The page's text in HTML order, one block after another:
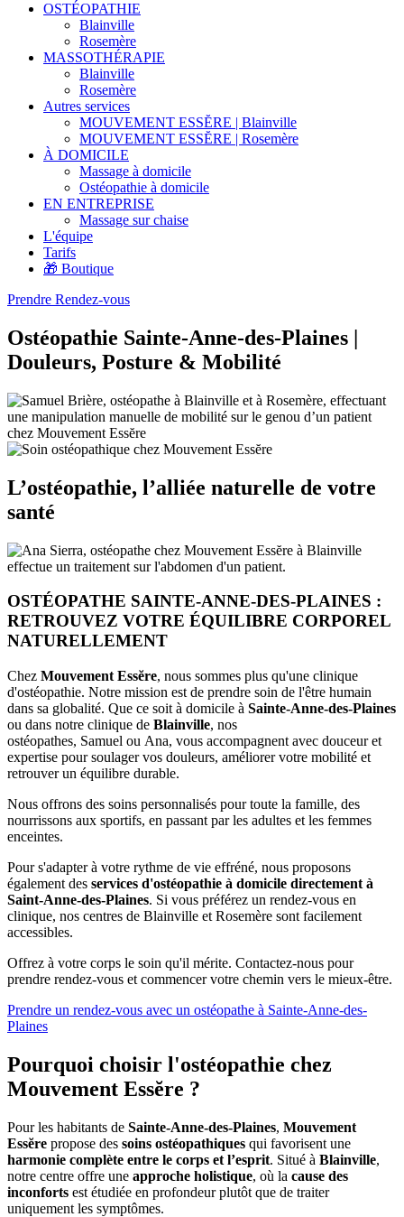
OSTÉOPATHIE
Blainville
Rosemère
MASSOTHÉRAPIE
Blainville
Rosemère
Autres services
MOUVEMENT ESSĔRE | Blainville
MOUVEMENT ESSĔRE | Rosemère
À DOMICILE
Massage à domicile
Ostéopathie à domicile
EN ENTREPRISE
Massage sur chaise
L'équipe
Tarifs
🎁 Boutique
Prendre Rendez-vous
Ostéopathie Sainte-Anne-des-Plaines |
Douleurs, Posture & Mobilité
L’ostéopathie, l’alliée naturelle de votre
santé
OSTÉOPATHE SAINTE-ANNE-DES-PLAINES :
RETROUVEZ VOTRE ÉQUILIBRE CORPOREL
NATURELLEMENT
Chez Mouvement Essĕre, nous sommes plus qu'une clinique
d'ostéopathie. Notre mission est de prendre soin de l'être humain
dans sa globalité. Que ce soit à domicile à Sainte-Anne-des-Plaines
ou dans notre clinique de Blainville, nos
ostéopathes, Samuel ou Ana, vous accompagnent avec douceur et
expertise pour soulager vos douleurs, améliorer votre mobilité et
retrouver un équilibre durable.
Nous offrons des soins personnalisés pour toute la famille, des
nourrissons aux sportifs, en passant par les adultes et les femmes
enceintes.
Pour s'adapter à votre rythme de vie effréné, nous proposons
également des services d'ostéopathie à domicile directement à
Saint-Anne-des-Plaines. Si vous préférez un rendez-vous en
clinique, nos centres de Blainville et Rosemère sont facilement
accessibles.
Offrez à votre corps le soin qu'il mérite. Contactez-nous pour
prendre rendez-vous et commencer votre chemin vers le mieux-être.
Prendre un rendez-vous avec un ostéopathe à Sainte-Anne-des-
Plaines
Pourquoi choisir l'ostéopathie chez
Mouvement Essĕre ?
Pour les habitants de Sainte-Anne-des-Plaines, Mouvement
Essĕre propose des soins ostéopathiques qui favorisent une
harmonie complète entre le corps et l’esprit. Situé à Blainville,
notre centre offre une approche holistique, où la cause des
inconforts est étudiée en profondeur plutôt que de traiter
uniquement les symptômes.